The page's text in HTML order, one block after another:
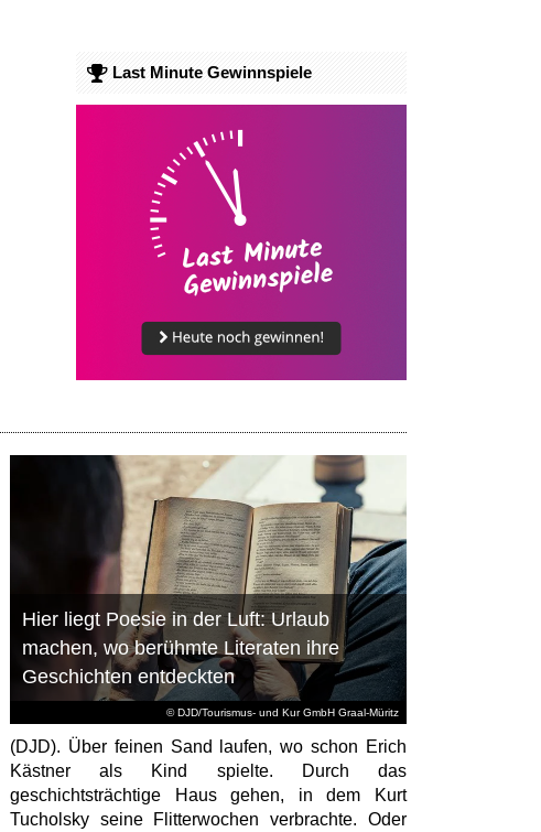
Last Minute Gewinnspiele
© DJD/Tourismus- und Kur GmbH Graal-Müritz
Hier liegt Poesie in der Luft: Urlaub
machen, wo berühmte Literaten ihre
Geschichten entdeckten
(DJD). Über feinen Sand laufen, wo schon Erich
Kästner als Kind spielte. Durch das
geschichtsträchtige Haus gehen, in dem Kurt
Tucholsky seine Flitterwochen verbrachte. Oder